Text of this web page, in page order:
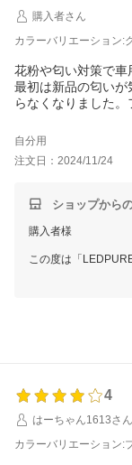
購入者さん
カラーバリエーション:
花粉や匂い対策で車
最初は新品の匂い
らなくなりました
ん。強にするとき
ては引き続き確認し
自分用
注文日：2024/11/24
ショップから
購入者様
この度は「
4
はーちゃん1613さん
カラーバリエーション: